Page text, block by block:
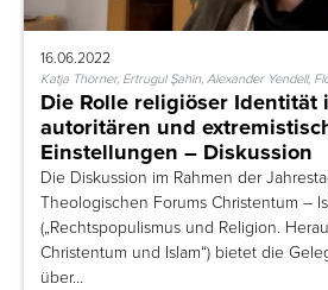
16.06.2022
Katja Thörner, Ertrugul Şahin, Alexander Yendell,
Die Rolle religiöser Identität
autoritären und
Einstellungen – Diskussion
Die Diskussion im Rahmen der
Theologischen Forums Christentum –
(„Rechtspopulismus und Religion.
Christentum und Islam“) bietet die
über…